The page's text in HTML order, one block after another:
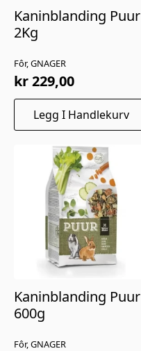
Fôr, GNAGER
Kaninblanding Puur
2Kg
kr229,00
Legg I Handlekurv
Fôr, GNAGER
Kaninblanding Puur
600g